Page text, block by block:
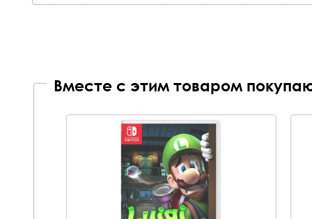
Вместе с этим товаром